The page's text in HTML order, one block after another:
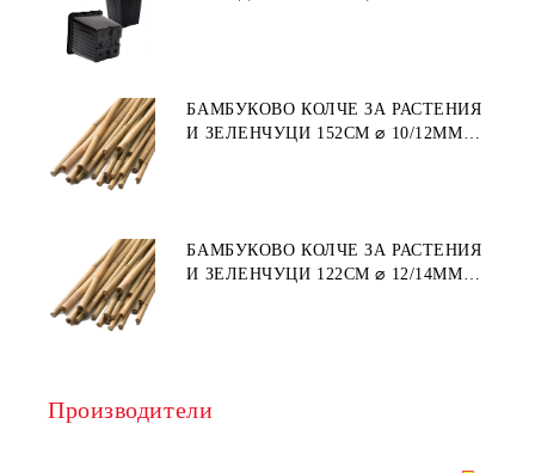
БАМБУКОВО КОЛЧЕ ЗА РАСТЕНИЯ
И ЗЕЛЕНЧУЦИ 152СМ ⌀ 10/12ММ
БАМБУКОВО КОЛЧЕ ЗА РАСТЕНИЯ
И ЗЕЛЕНЧУЦИ 122СМ ⌀ 12/14ММ
Производители